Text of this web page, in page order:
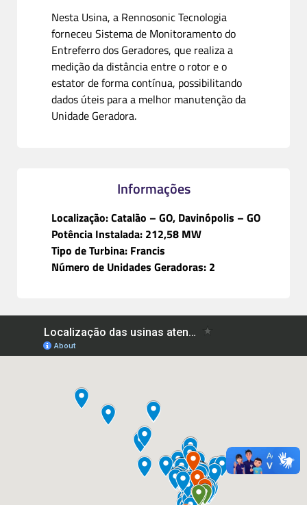
Nesta Usina, a Rennosonic Tecnologia
forneceu Sistema de Monitoramento do
Entreferro dos Geradores, que realiza a
medição da distância entre o rotor e o
estator de forma contínua, possibilitando
dados úteis para a melhor manutenção da
Unidade Geradora.
Informações
Localização: Catalão – GO, Davinópolis – GO
Potência Instalada: 212,58 MW
Tipo de Turbina: Francis
Número de Unidades Geradoras: 2